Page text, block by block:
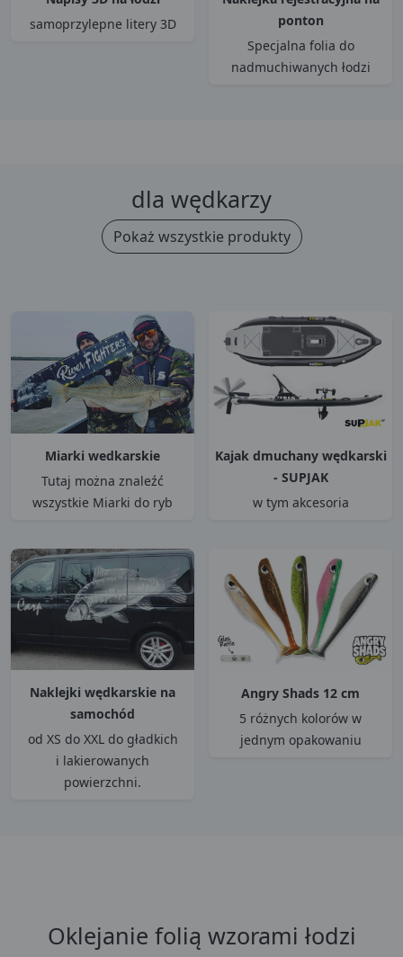
samoprzylepne litery 3D
ponton
Specjalna folia do
nadmuchiwanych łodzi
dla wędkarzy
Pokaż wszystkie produkty
Miarki wedkarskie
Tutaj można znaleźć
wszystkie Miarki do ryb
Kajak dmuchany wędkarski
- SUPJAK
w tym akcesoria
Naklejki wędkarskie na
samochód
od XS do XXL do gładkich
i lakierowanych
powierzchni.
Angry Shads 12 cm
5 różnych kolorów w
jednym opakowaniu
Oklejanie folią wzorami łodzi